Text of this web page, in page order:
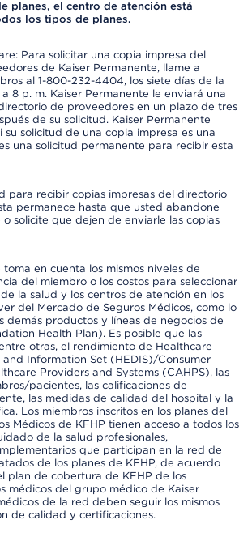
planes, el centro de atención está
los tipos de planes.
Para solicitar una copia impresa del
de Kaiser Permanente, llame a
al 1-800-232-4404, los siete días de la
8 p. m. Kaiser Permanente le enviará una
de proveedores en un plazo de tres
de su solicitud. Kaiser Permanente
solicitud de una copia impresa es una
una solicitud permanente para recibir esta
para recibir copias impresas del directorio
permanece hasta que usted abandone
o solicite que dejen de enviarle las copias
toma en cuenta los mismos niveles de
del miembro o los costos para seleccionar
la salud y los centros de atención en los
del Mercado de Seguros Médicos, como lo
demás productos y líneas de negocios de
Health Plan). Es posible que las
otras, el rendimiento de Healthcare
Information Set (HEDIS)/Consumer
Providers and Systems (CAHPS), las
pacientes, las calificaciones de
las medidas de calidad del hospital y la
Los miembros inscritos en los planes del
Médicos de KFHP tienen acceso a todos los
de la salud profesionales,
que participan en la red de
de los planes de KFHP, de acuerdo
plan de cobertura de KFHP de los
médicos del grupo médico de Kaiser
de la red deben seguir los mismos
de calidad y certificaciones.